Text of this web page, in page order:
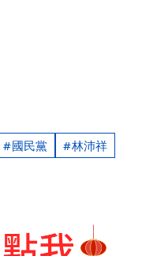
國民黨
林沛祥